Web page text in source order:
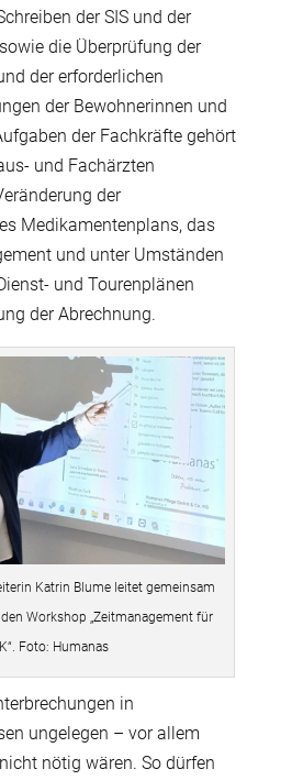
der SIS und der
die Überprüfung der
der erforderlichen
der Bewohnerinnen und
der Fachkräfte gehört
und Fachärzten
der
Medikamentenplans, das
und unter Umständen
und Tourenplänen
der Abrechnung.
Katrin Blume leitet gemeinsam
Workshop „Zeitmanagement für
Foto: Humanas
in
ungelegen – vor allem
nötig wären. So dürfen